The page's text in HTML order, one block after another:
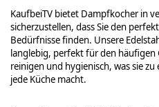
KaufbeiTV bietet Dampfkocher in
sicherzustellen, dass Sie den
Bedürfnisse finden. Unsere
langlebig, perfekt für den häufigen
reinigen und hygienisch, was sie
jede Küche macht.